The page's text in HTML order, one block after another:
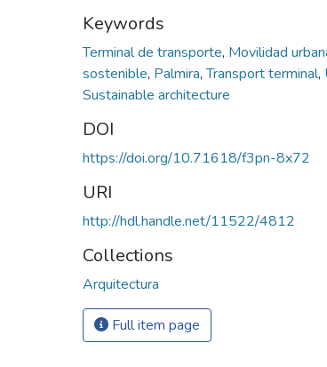
Keywords
Terminal de transporte, Movilidad
sostenible, Palmira,Transport terminal,
Sustainable architecture
DOI
https://doi.org/10.71618/f3pn-8x72
URI
http://hdl.handle.net/11522/4812
Collections
Arquitectura
Full item page